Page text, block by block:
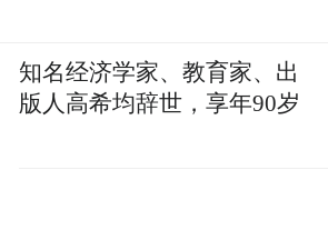
知名经济学家、教育家、出
版人高希均辞世，享年90岁